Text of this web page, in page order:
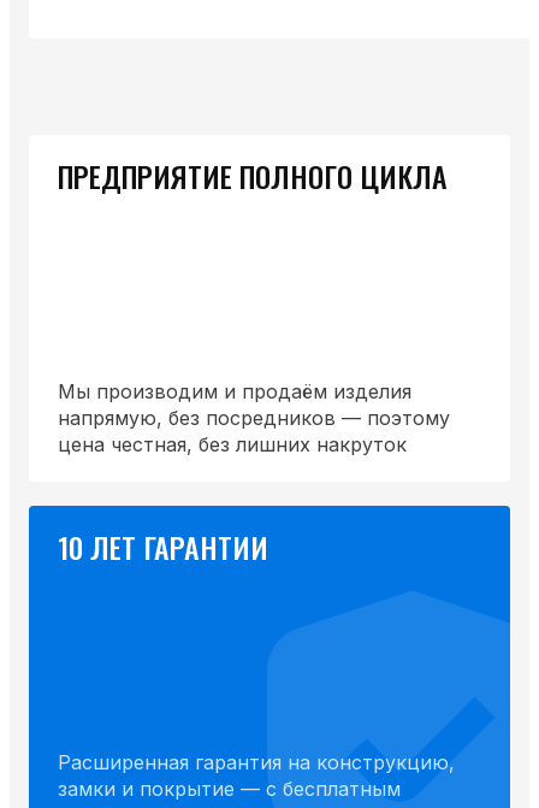
ПРЕДПРИЯТИЕ ПОЛНОГО ЦИКЛА
Мы производим и продаём изделия
напрямую, без посредников — поэтому
цена честная, без лишних накруток
10 ЛЕТ ГАРАНТИИ
Расширенная гарантия на конструкцию,
замки и покрытие — с бесплатным